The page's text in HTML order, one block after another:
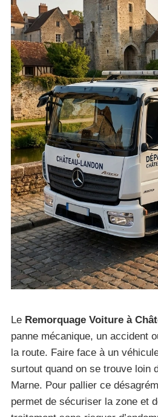
Le Remorquage Voiture à
panne mécanique, un accident
la route. Faire face à un
surtout quand on se trouve loin
Marne. Pour pallier ce
permet de sécuriser la zone et